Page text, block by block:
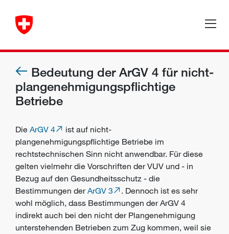
Bedeutung der ArGV 4 für nicht-
plangenehmigungspflichtige
Betriebe
Die ArGV 4
ist auf nicht-
plangenehmigungspflichtige Betriebe im
rechtstechnischen Sinn nicht anwendbar. Für diese
gelten vielmehr die Vorschriften der VUV und - in
Bezug auf den Gesundheitsschutz - die
Bestimmungen derArGV 3
. Dennoch ist es sehr
wohl möglich, dass Bestimmungen der ArGV 4
indirekt auch bei den nicht der Plangenehmigung
unterstehenden Betrieben zum Zug kommen, weil sie